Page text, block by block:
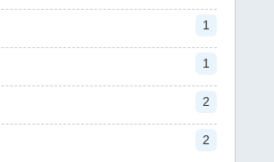
1
1
2
2